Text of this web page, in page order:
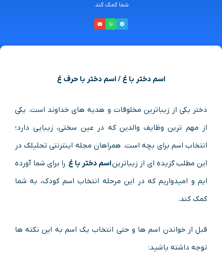
شما کمک کند.
اسم دختر با غ / اسم دختر با حرف غ
دختر یکی از زیباترین مخلوقات و هدیه های خداوند است. یکی
از مهم ترین وظایف والدین که در عین سختی، زیبایی دارد؛
انتخاب اسم برای بچه است. همراهان مجله اینترنتی تحلیلک در
این مطلب گزیده ای از زیباتریناسم دختر با غ را برای شما آورده
ایم و امیدواریم که در این مرحله انتخاب اسم کودک، به شما
کمک کند.
قبل از خواندن اسم ها و حتی انتخاب یک اسم به این نکته ها
توجه داشته باشید: